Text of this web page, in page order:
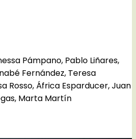
Pámpano, Pablo Liñares,
Fernández, Teresa
Rosso, África Esparducer, Juan
Marta Martín